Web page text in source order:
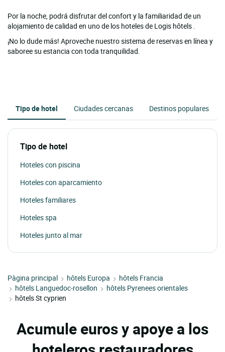
Por la noche, podrá disfrutar del confort y la familiaridad de un
alojamiento de calidad en uno de los hoteles de Logis hôtels .
¡No lo dude más! Aproveche nuestro sistema de reservas en línea y
saboree su estancia con toda tranquilidad.
Tipo de hotel Ciudades cercanas Destinos populares
Tipo de hotel
Hoteles con piscina
Hoteles con aparcamiento
Hoteles familiares
Hoteles spa
Hoteles junto al mar
Pàgina principal hôtels Europa
hôtels Francia
hôtels Languedoc-rosellon
hôtels Pyrenees orientales
hôtels St cyprien
Acumule euros y apoye a los